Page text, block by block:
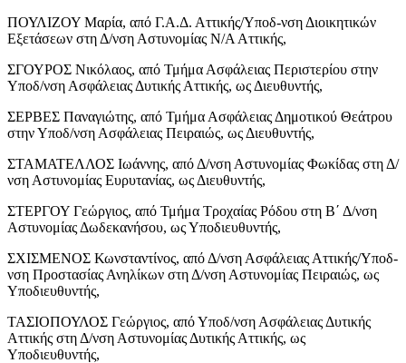
ΠΟΥΛΙΖΟΥ Μαρία, από Γ.Α.Δ. Αττικής/Υποδ-νση Διοικητικών
Εξετάσεων στη Δ/νση Αστυνομίας Ν/Α Αττικής,
ΣΓΟΥΡΟΣ Νικόλαος, από Τμήμα Ασφάλειας Περιστερίου στην
Υποδ/νση Ασφάλειας Δυτικής Αττικής, ως Διευθυντής,
ΣΕΡΒΕΣ Παναγιώτης, από Τμήμα Ασφάλειας Δημοτικού Θεάτρου
στην Υποδ/νση Ασφάλειας Πειραιώς, ως Διευθυντής,
ΣΤΑΜΑΤΕΛΛΟΣ Ιωάννης, από Δ/νση Αστυνομίας Φωκίδας στη Δ/
νση Αστυνομίας Ευρυτανίας, ως Διευθυντής,
ΣΤΕΡΓΟΥ Γεώργιος, από Τμήμα Τροχαίας Ρόδου στη Β΄ Δ/νση
Αστυνομίας Δωδεκανήσου, ως Υποδιευθυντής,
ΣΧΙΣΜΕΝΟΣ Κωνσταντίνος, από Δ/νση Ασφάλειας Αττικής/Υποδ-
νση Προστασίας Ανηλίκων στη Δ/νση Αστυνομίας Πειραιώς, ως
Υποδιευθυντής,
ΤΑΣΙΟΠΟΥΛΟΣ Γεώργιος, από Υποδ/νση Ασφάλειας Δυτικής
Αττικής στη Δ/νση Αστυνομίας Δυτικής Αττικής, ως
Υποδιευθυντής,